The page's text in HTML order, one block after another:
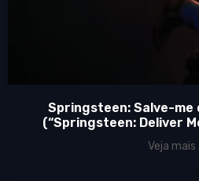
Springsteen: Salve-me
(“Springsteen: Deliver
Veja mais